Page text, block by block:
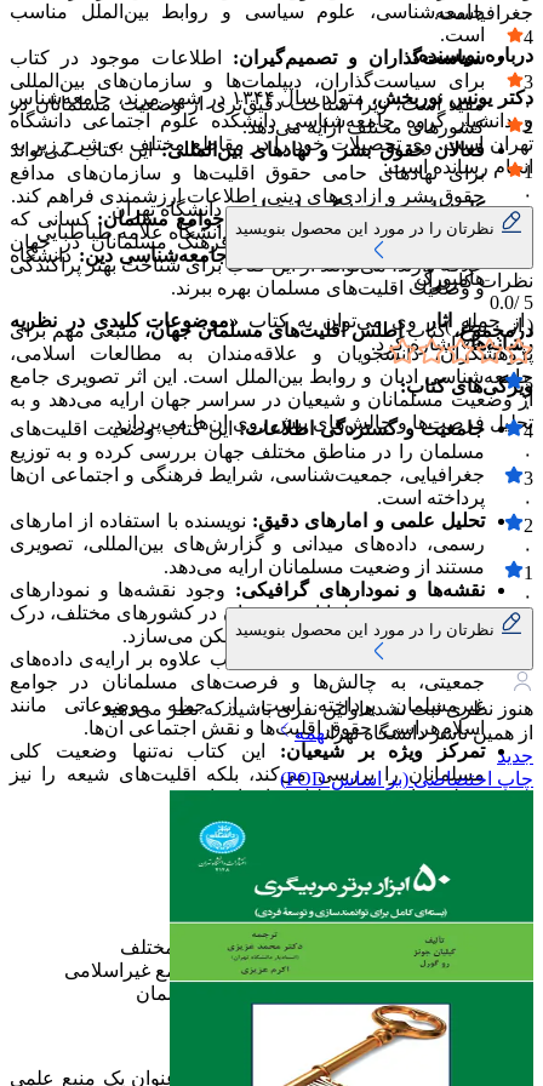
جامعه‌شناسی، علوم سیاسی و روابط بین‌الملل مناسب
است.
سیاست‌گذاران و تصمیم‌گیران: اطلاعات موجود در کتاب
برای سیاست‌گذاران، دیپلمات‌ها و سازمان‌های بین‌المللی
مفید است، زیرا شناخت دقیق‌تری از وضعیت مسلمانان در
کشورهای مختلف ارایه می‌دهد.
فعالان حقوق بشر و نهادهای بین‌المللی:این کتاب می‌تواند
برای نهادهای حامی حقوق اقلیت‌ها و سازمان‌های مدافع
حقوق بشر و ازادی‌های دینی، اطلاعات ارزشمندی فراهم کند.
علاقه‌مندان به مطالعات ادیان و جوامع مسلمان: کسانی که
به مطالعات اسلامی، تاریخ و فرهنگ مسلمانان در جهان
علاقه دارند، می‌توانند از این کتاب برای شناخت بهتر پراکندگی
و وضعیت اقلیت‌های مسلمان بهره ببرند.
درمجموع،کتاباطلس اقلیت‌های مسلمان جهان، منبعی مهم برای
پژوهشگران، دانشجویان و علاقه‌مندان به مطالعات اسلامی،
جامعه‌شناسی ادیان و روابط بین‌الملل است. این اثر تصویری جامع
از وضعیت مسلمانان و شیعیان در سراسر جهان ارایه می‌دهد و به
تحلیل فرصت‌ها و چالش‌های پیش روی ان‌ها می‌پردازد.
جغرافیاست.
درباره نویسنده:
دکتر یونس نوربخش،
متولد سال ۱۳۴۴ در شهر مرند، جامعه‌شناس
و دانشیار گروه جامعه‌شناسی دانشکده علوم اجتماعی دانشگاه
تهران است. وی تحصیلات خود را در مقاطع مختلف به شرح زیر به
انجام رسانده است:
کارشناسی پژوهشگری اجتماعی:دانشگاه تهران
کارشناسی ارشد جامعه‌شناسی: دانشگاه علامه طباطبایی
دکترای جامعه‌شناسی با گرایش جامعه‌شناسی دین:دانشگاه
هامبورگ
از جمله اثار وی می‌توان به کتاب «موضوعات کلیدی در نظریه
رسانه‌ها»اشاره کرد.
ویژگی‌های کتاب:
جامعیت و گستردگی اطلاعات:این کتاب وضعیت اقلیت‌های
مسلمان را در مناطق مختلف جهان بررسی کرده و به توزیع
جغرافیایی، جمعیت‌شناسی، شرایط فرهنگی و اجتماعی ان‌ها
پرداخته است.
تحلیل علمی و امارهای دقیق: نویسنده با استفاده از امارهای
رسمی، داده‌های میدانی و گزارش‌های بین‌المللی، تصویری
مستند از وضعیت مسلمانان ارایه می‌دهد.
نقشه‌ها و نمودارهای گرافیکی: وجود نقشه‌ها و نمودارهای
توزیع جمعیت مسلمانان و شیعیان در کشورهای مختلف، درک
بهتری از اطلاعات ارایه‌شده را ممکن می‌سازد.
بررسی فرصت‌ها و چالش‌ها:
کتاب علاوه بر ارایه‌ی داده‌های
جمعیتی، به چالش‌ها و فرصت‌های مسلمانان در جوامع
غیرمسلمان پرداخته است، از جمله موضوعاتی مانند
اسلام‌هراسی، حقوق اقلیت‌ها و نقش اجتماعی ان‌ها.
تمرکز ویژه بر شیعیان: این کتاب نه‌تنها وضعیت کلی
مسلمانان را بررسی می‌کند، بلکه اقلیت‌های شیعه را نیز
به‌طور خاص مورد تحلیل قرار داده است.
محتوای اصلی شامل موارد زیر است:
معرفی کلی اقلیت‌های مسلمان
بررسی اقلیت‌های مسلمان در قاره‌های مختلف
چالش‌ها و فرصت‌های مسلمانان در جوامع غیراسلامی
تمرکز بر شیعیان در میان اقلیت‌های مسلمان
مخاطبان کتاب:
پژوهشگران و دانشجویان: این کتاب به‌عنوان یک منبع علمی
۰
4
۰
3
۰
2
۰
1
۰
نظرتان را در مورد این محصول بنویسید
نظرات کاربران
5 /
0.0
( از ۰ نظر )
5
۰
4
۰
3
۰
2
۰
1
۰
نظرتان را در مورد این محصول بنویسید
هنوز نظری ثبت نشدهاولین نفری باشید که نظر می‌دهید
از همین ناشردانشگاه تهرانهمه
جدید
چاپ اختصاصی (بر اساس POD)